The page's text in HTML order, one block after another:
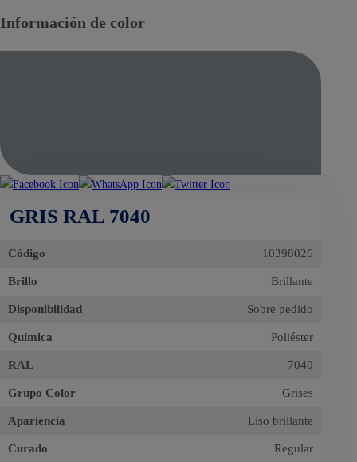
Información de color
GRIS RAL 7040
Código 10398026
Brillo Brillante
Disponibilidad Sobre pedido
Química Poliéster
RAL 7040
Grupo Color Grises
Apariencia Liso brillante
Curado Regular